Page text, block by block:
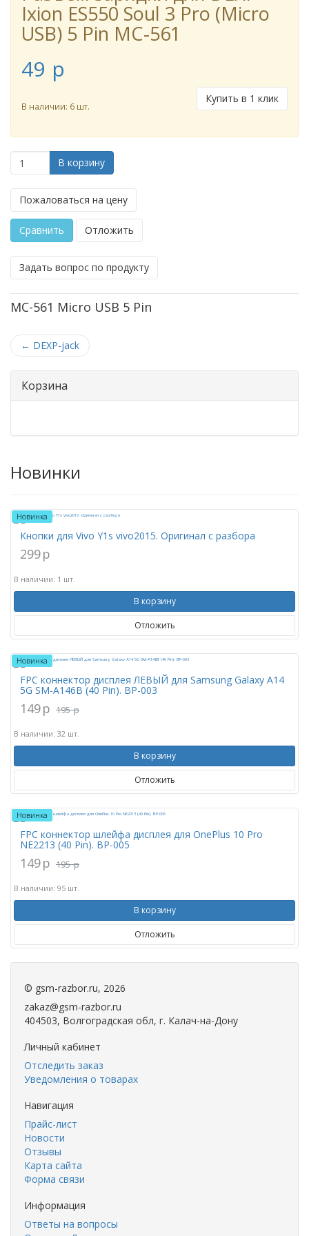
Ixion ES550 Soul 3 Pro (Micro
USB) 5 Pin MC-561
49 p
Купить в 1 клик
В наличии: 6 шт.
В корзину
Пожаловаться на цену
Сравнить Отложить
Задать вопрос по продукту
MC-561 Micro USB 5 Pin
← DEXP-jack
Корзина
Новинки
Новинка
Кнопки для Vivo Y1s vivo2015. Оригинал с разбора
299p
В наличии: 1 шт.
В корзину
Отложить
Новинка
FPC коннектор дисплея ЛЕВЫЙ для Samsung Galaxy A14
5G SM-A146B (40 Pin). BP-003
149p 195 p
В наличии: 32 шт.
В корзину
Отложить
Новинка
FPC коннектор шлейфа дисплея для OnePlus 10 Pro
NE2213 (40 Pin). BP-005
149p 195 p
В наличии: 95 шт.
В корзину
Отложить
© gsm-razbor.ru, 2026
zakaz@gsm-razbor.ru
404503, Волгоградская обл, г. Калач-на-Дону
Личный кабинет
Отследить заказ
Уведомления о товарах
Навигация
Прайс-лист
Новости
Отзывы
Карта сайта
Форма связи
Информация
Ответы на вопросы